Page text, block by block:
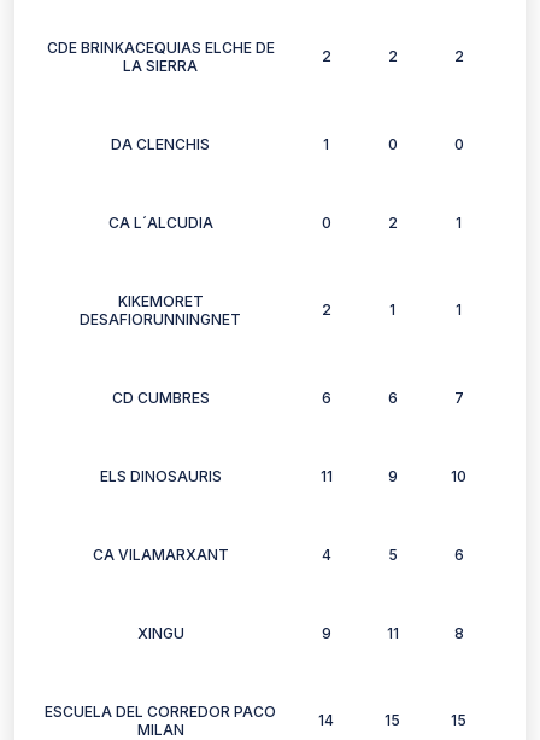
CDE BRINKACEQUIAS ELCHE DE
LA SIERRA
2 2 2
DA CLENCHIS 1 0 0
CA L´ALCUDIA 0 2 1
KIKEMORET
DESAFIORUNNINGNET
2 1 1
CD CUMBRES 6 6 7
ELS DINOSAURIS 11 9 10
CA VILAMARXANT 4 5 6
XINGU 9 11 8
ESCUELA DEL CORREDOR PACO
MILAN
14 15 15